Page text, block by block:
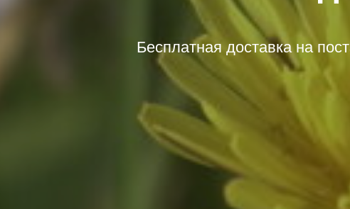
Бесплатная доставка на